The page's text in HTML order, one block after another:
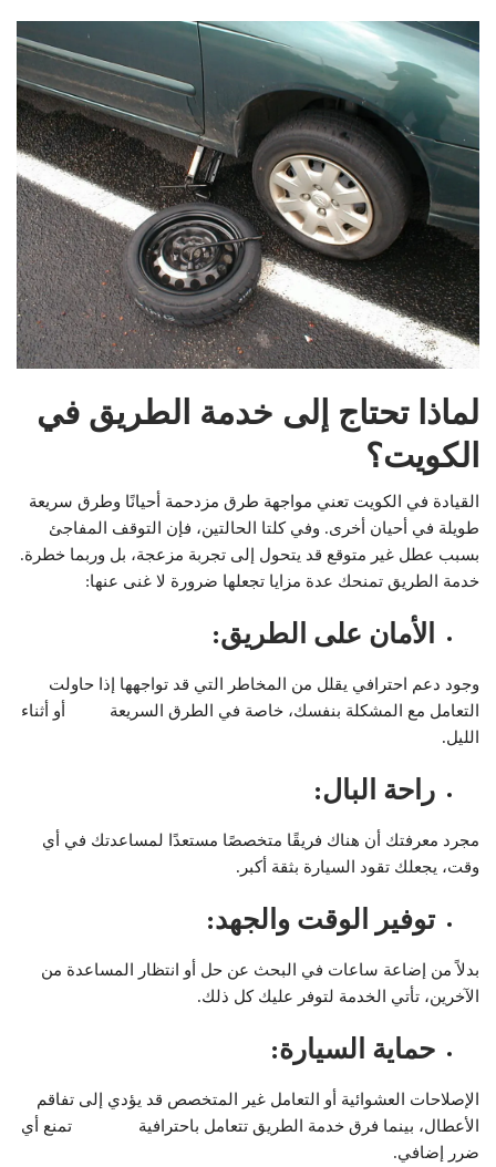
لماذا تحتاج إلى خدمة الطريق في
الكويت؟
القيادة في الكويت تعني مواجهة طرق مزدحمة أحيانًا وطرق سريعة
طويلة في أحيان أخرى. وفي كلتا الحالتين، فإن التوقف المفاجئ
بسبب عطل غير متوقع قد يتحول إلى تجربة مزعجة، بل وربما خطرة.
خدمة الطريق تمنحك عدة مزايا تجعلها ضرورة لا غنى عنها:
الأمان على الطريق:
وجود دعم احترافي يقلل من المخاطر التي قد تواجهها إذا حاولت
التعامل مع المشكلة بنفسك، خاصة في الطرق السريعة أو أثناء
الليل.
راحة البال:
مجرد معرفتك أن هناك فريقًا متخصصًا مستعدًا لمساعدتك في أي
وقت، يجعلك تقود السيارة بثقة أكبر.
توفير الوقت والجهد:
بدلاً من إضاعة ساعات في البحث عن حل أو انتظار المساعدة من
الآخرين، تأتي الخدمة لتوفر عليك كل ذلك.
حماية السيارة:
الإصلاحات العشوائية أو التعامل غير المتخصص قد يؤدي إلى تفاقم
الأعطال، بينما فرق خدمة الطريق تتعامل باحترافية تمنع أي
ضرر إضافي.